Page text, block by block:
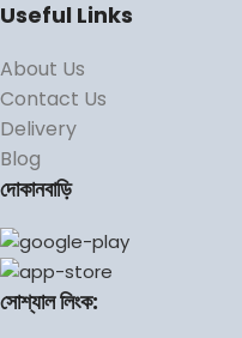
Useful Links
About Us
Contact Us
Delivery
Blog
দোকানবাড়ি
সোশ্যাল লিংক: